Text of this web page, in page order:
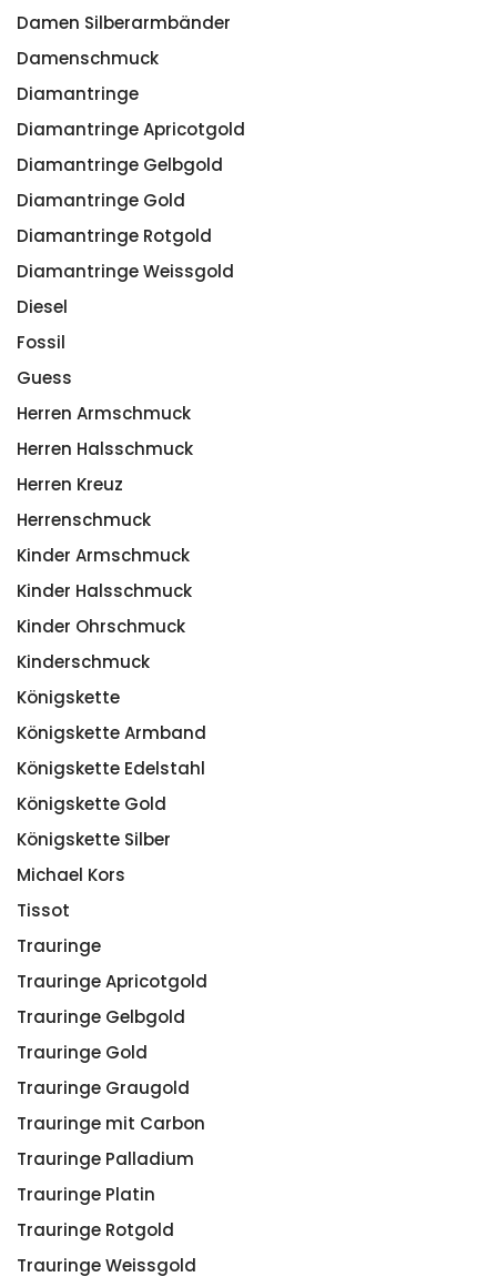
Damen Silberarmbänder
Damenschmuck
Diamantringe
Diamantringe Apricotgold
Diamantringe Gelbgold
Diamantringe Gold
Diamantringe Rotgold
Diamantringe Weissgold
Diesel
Fossil
Guess
Herren Armschmuck
Herren Halsschmuck
Herren Kreuz
Herrenschmuck
Kinder Armschmuck
Kinder Halsschmuck
Kinder Ohrschmuck
Kinderschmuck
Königskette
Königskette Armband
Königskette Edelstahl
Königskette Gold
Königskette Silber
Michael Kors
Tissot
Trauringe
Trauringe Apricotgold
Trauringe Gelbgold
Trauringe Gold
Trauringe Graugold
Trauringe mit Carbon
Trauringe Palladium
Trauringe Platin
Trauringe Rotgold
Trauringe Weissgold